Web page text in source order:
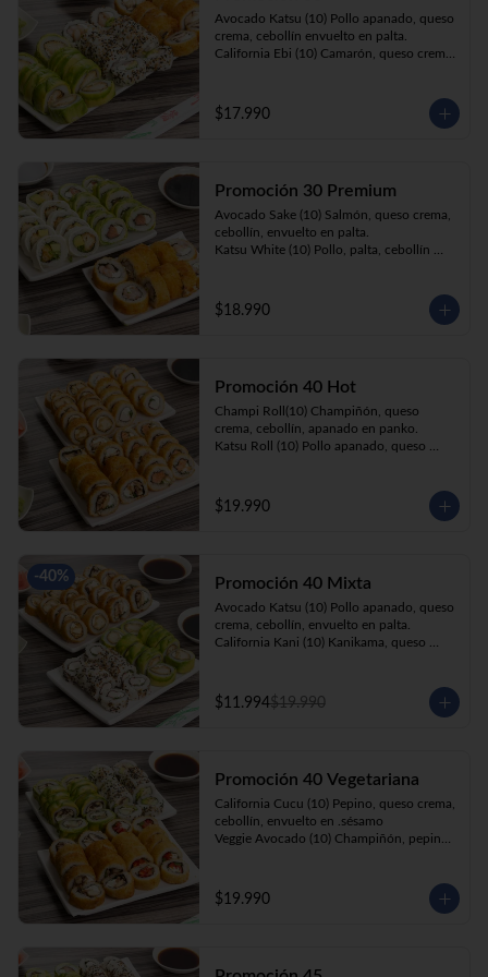
crema envuelto en panko.
Avocado Katsu (10) Pollo apanado, queso
crema, cebollín envuelto en palta.
California Ebi (10) Camarón, queso crema,
crema, cebollín, apanado en panko.
$17.990
Promoción 30 Premium
Avocado Sake (10) Salmón, queso crema,
cebollín, envuelto en palta.
Katsu White (10) Pollo, palta, cebollín
cebollín, apanado en panko.
$18.990
Promoción 40 Hot
Champi Roll(10) Champiñón, queso
crema, cebollín, apanado en panko.
Katsu Roll (10) Pollo apanado, queso
cebollín, apanado en panko.
Kani Roll(10) Kanikama, queso crema,
$19.990
-40% Promoción 40 Mixta
Avocado Katsu (10) Pollo apanado, queso
crema, cebollín, envuelto en palta.
California Kani (10) Kanikama, queso
crema, cebollín, apanado en panko.
Champi Roll (10) Champiñón, queso
$11.994$19.990
Promoción 40 Vegetariana
California Cucu (10) Pepino, queso crema,
cebollín, envuelto en .sésamo
Veggie Avocado (10) Champiñón, pepino,
crema envuelto en panko.
Champi Roll(10) Champiñón, queso
$19.990